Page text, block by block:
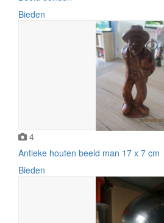
Bieden
4
Antieke houten beeld man 17 x 7 cm
Bieden